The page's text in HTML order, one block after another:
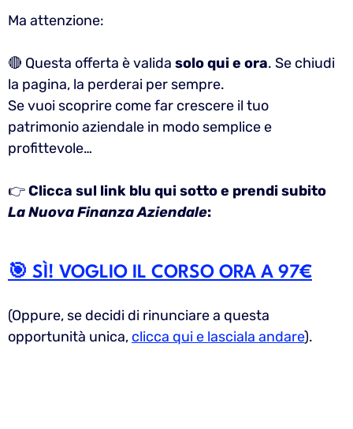
Ma attenzione:
🔴 Questa offerta è valida solo qui e ora. Se chiudi
la pagina, la perderai per sempre.
Se vuoi scoprire come far crescere il tuo
patrimonio aziendale in modo semplice e
profittevole…
👉Clicca sul link blu qui sotto e prendi subito
La Nuova Finanza Aziendale:
🎯 SÌ! VOGLIO IL CORSO ORA A 97€
(Oppure, se decidi di rinunciare a questa
opportunità unica, clicca qui e lasciala andare).